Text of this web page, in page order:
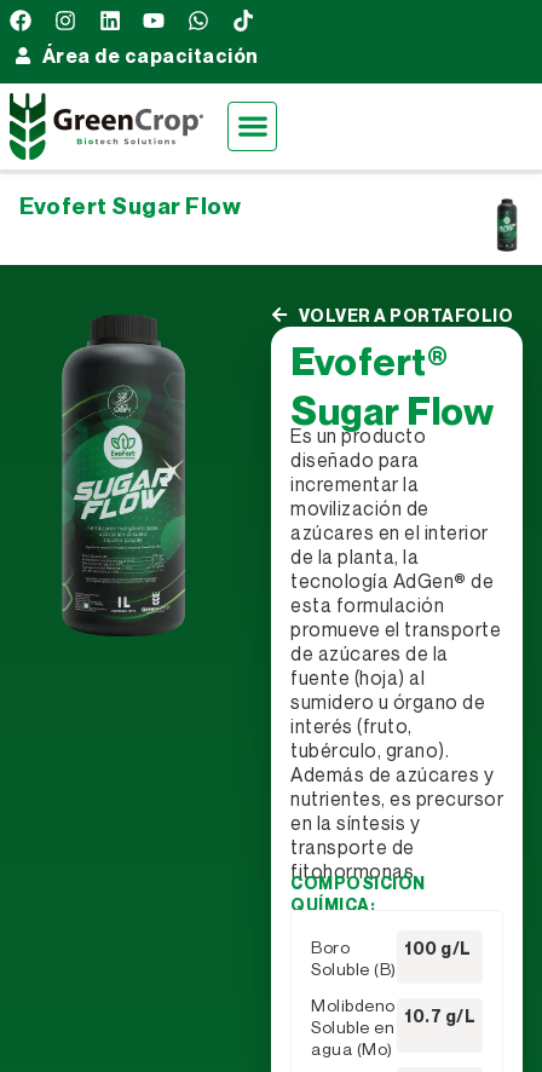
Área de capacitación
Evofert Sugar Flow
VOLVER A PORTAFOLIO
Evofert®
Sugar Flow
Es un producto
diseñado para
incrementar la
movilización de
azúcares en el interior
de la planta, la
tecnología AdGen® de
esta formulación
promueve el transporte
de azúcares de la
fuente (hoja) al
sumidero u órgano de
interés (fruto,
tubérculo, grano).
Además de azúcares y
nutrientes, es precursor
en la síntesis y
transporte de
fitohormonas.
COMPOSICIÓN
QUÍMICA:
Boro
Soluble (B)
100 g/L
Molibdeno
Soluble en
agua (Mo)
10.7 g/L